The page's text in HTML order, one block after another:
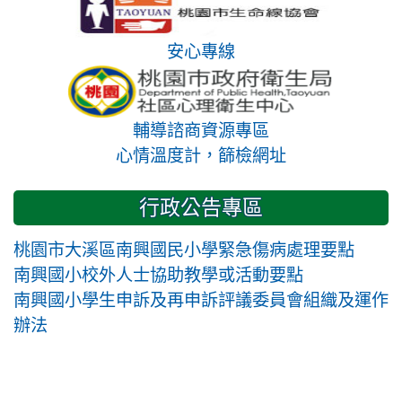
安心專線
輔導諮商資源專區
心情溫度計，篩檢網址
行政公告專區
桃園市大溪區南興國民小學緊急傷病處理要點
南興國小校外人士協助教學或活動要點
南興國小學生申訴及再申訴評議委員會組織及運作
辦法